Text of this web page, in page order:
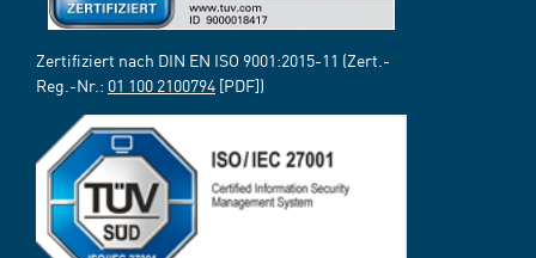
Zertifiziert nach DIN EN ISO 9001:2015-11 (Zert.-
Reg.-Nr.: 01 100 2100794 [PDF])